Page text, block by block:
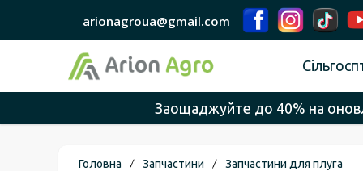
arionagroua@gmail.com
Заощаджуйте до 40% на
Головна Запчастини Запчастини для плуга